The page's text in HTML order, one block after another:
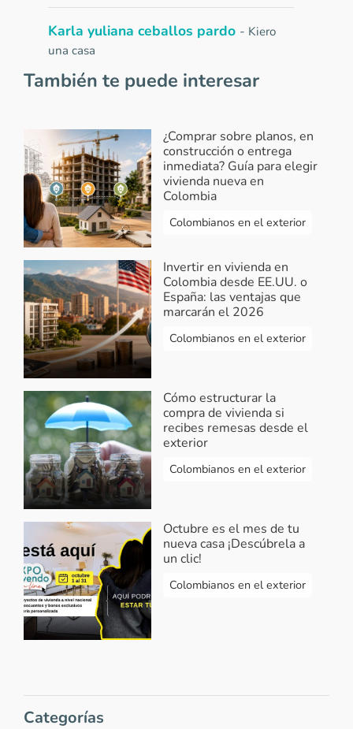
Karla yuliana ceballos pardo - Kiero
una casa
2020-11-22 10:50:19
Responder...
Vivendo.co-Respuesta Karla Yuliana
Ceballos Pardo
2020-11-23 08:52:42
¡Hola Karla! En Vivendo.co te
facilitamos la búsqueda de los
proyectos según tus necesidades,
ingresa a www.vivendo.co utiliza los
filtros según la ciudad, zona, tipo de
inmueble y rango de precio,
selecciona el que más te guste,
envía tus datos a través del
asesoría y programar tu cita virtual.
¡Feliz día!
Responder...
nailevis rivera-casa
2020-09-22 11:13:25
quiero saber de vivieda
Responder...
También te puede interesar
¿Comprar sobre planos, en
construcción o entrega
inmediata? Guía para elegir
vivienda nueva en
Colombia
Colombianos en el exterior
Invertir en vivienda en
Colombia desde EE.UU. o
España: las ventajas que
marcarán el 2026
Colombianos en el exterior
Cómo estructurar la
compra de vivienda si
recibes remesas desde el
exterior
Colombianos en el exterior
Octubre es el mes de tu
nueva casa ¡Descúbrela a
un clic!
Colombianos en el exterior
Categorías